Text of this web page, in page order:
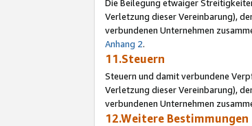
Die Beilegung etwaiger
Verletzung dieser Vereinbarung),
verbundenen Unternehmen
Anhang 2.
11.Steuern
Steuern und damit verbundene
Verletzung dieser Vereinbarung),
verbundenen Unternehmen
12.Weitere Bestimmungen